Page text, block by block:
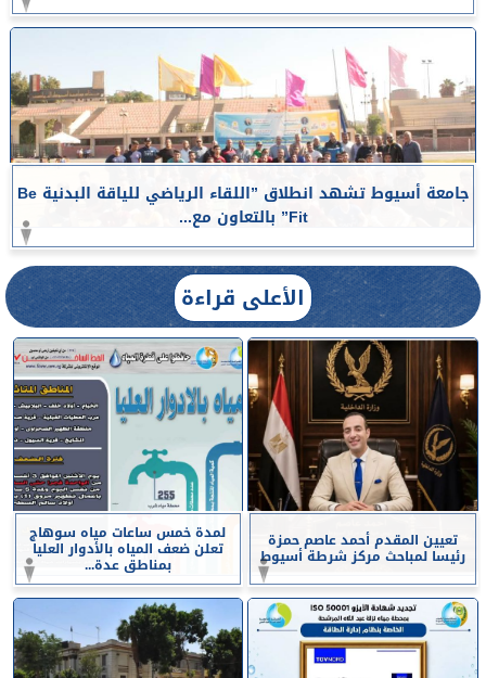
جامعة أسيوط تشهد انطلاق ”اللقاء الرياضي للياقة البدنية Be
Fit” بالتعاون مع...
الأعلى قراءة
تعيين المقدم أحمد عاصم حمزة
رئيسا لمباحث مركز شرطة أسيوط
لمدة خمس ساعات مياه سوهاج
تعلن ضعف المياه بالأدوار العليا
بمناطق عدة...